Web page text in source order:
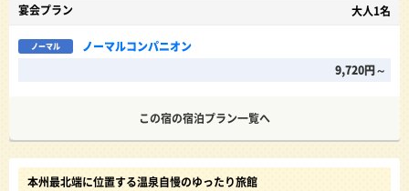
宴会プラン 大人1名
ノーマル
ノーマルコンパニオン
9,720円～
この宿の宿泊プラン一覧へ
本州最北端に位置する温泉自慢のゆったり旅館